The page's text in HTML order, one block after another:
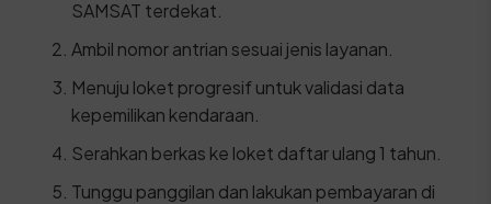
SAMSAT terdekat.
Ambil nomor antrian sesuai jenis layanan.
Menuju loket progresif untuk validasi data
kepemilikan kendaraan.
Serahkan berkas ke loket daftar ulang 1 tahun.
Tunggu panggilan dan lakukan pembayaran di